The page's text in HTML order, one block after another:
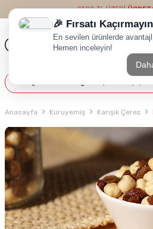
2500 TL ÜZERİ
Anasayfa Kuruyemiş Karışık Çerez